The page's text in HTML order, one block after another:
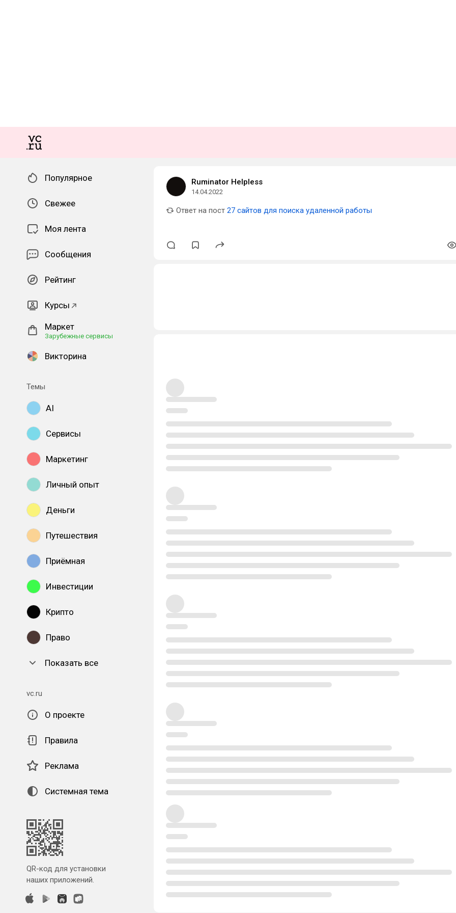
Популярное
Свежее
Моя лента
Сообщения
Рейтинг
Курсы
Маркет
Зарубежные сервисы
Викторина
Темы
AI
Сервисы
Маркетинг
Личный опыт
Деньги
Путешествия
Приёмная
Инвестиции
Крипто
Право
Показать все
vc.ru
О проекте
Правила
Реклама
Системная тема
QR-код для установки
наших приложений.
Ruminator Helpless
14.04.2022
Ответ на пост 27 сайтов для поиска удаленной работы